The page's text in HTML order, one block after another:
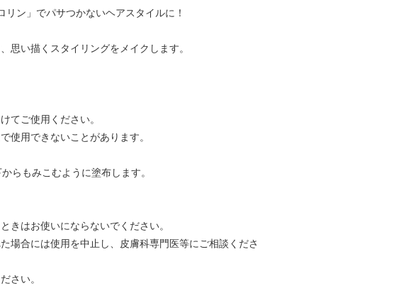
ン」でパサつかないヘアスタイルに！
思い描くスタイリングをメイクします。
てご使用ください。
使用できないことがあります。
らもみこむように塗布します。
きはお使いにならないでください。
場合には使用を中止し、皮膚科専門医等にご相談くださ
さい。